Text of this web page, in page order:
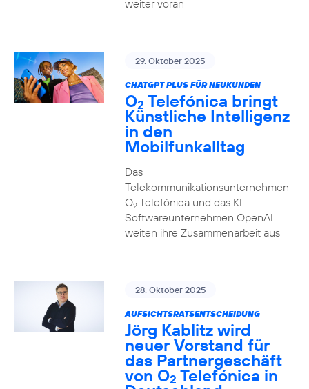
weiter voran
29. Oktober 2025
CHATGPT PLUS FÜR NEUKUNDEN
O2 Telefónica bringt
Künstliche Intelligenz
in den
Mobilfunkalltag
Das
Telekommunikationsunternehmen
O2Telefónica und das KI-
Softwareunternehmen OpenAI
weiten ihre Zusammenarbeit aus
28. Oktober 2025
AUFSICHTSRATSENTSCHEIDUNG
Jörg Kablitz wird
neuer Vorstand für
das Partnergeschäft
von O2 Telefónica in